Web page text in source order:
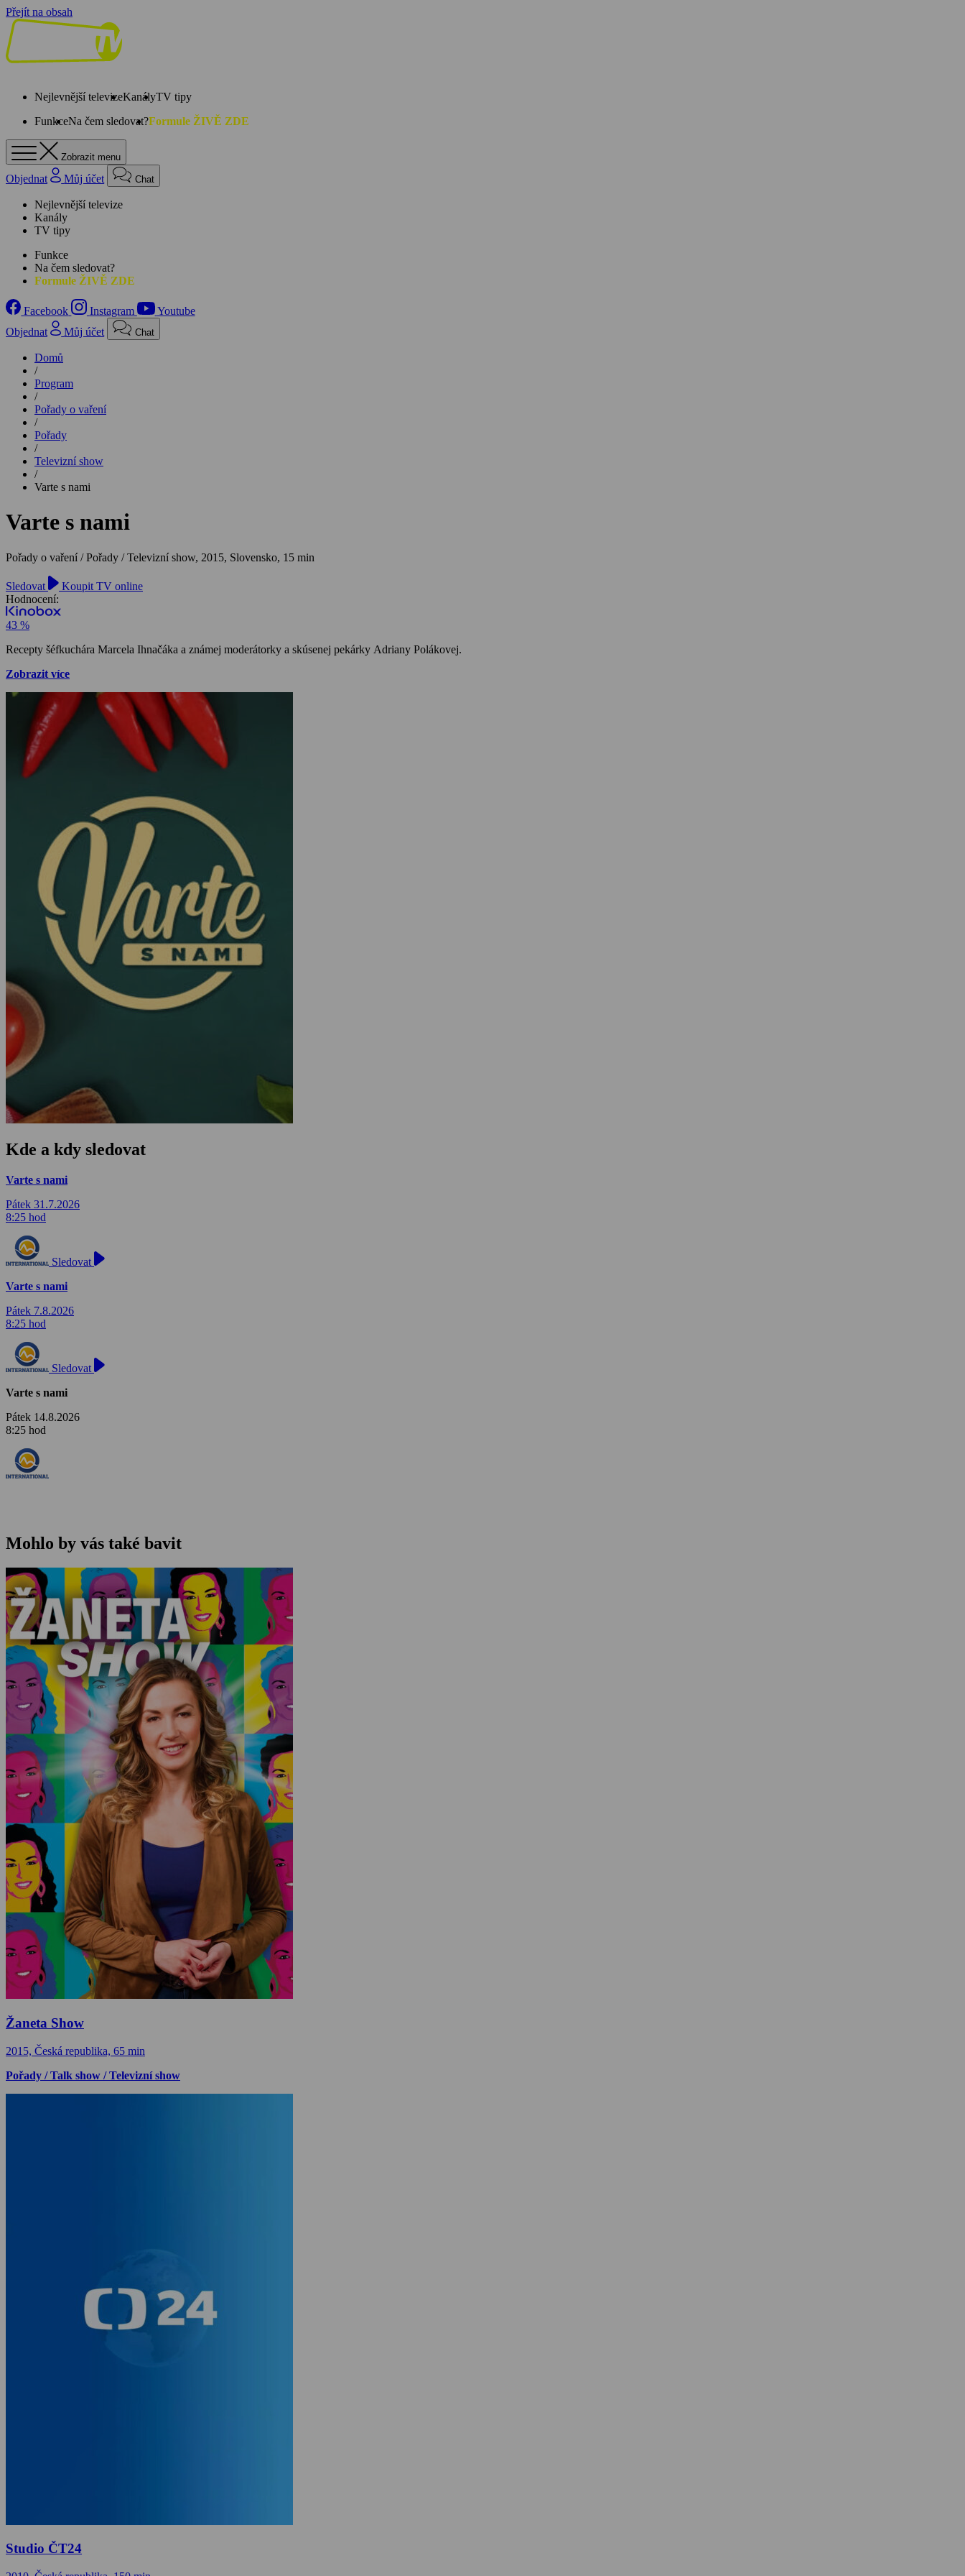
Přejít na obsah
Nejlevnější televizeKanályTV tipy
FunkceNa čem sledovat?Formule ŽIVĚ ZDE
Zobrazit menu
Objednat Můj účet Chat
Nejlevnější televize
Kanály
TV tipy
Funkce
Na čem sledovat?
Formule ŽIVĚ ZDE
Facebook Instagram
Youtube
Objednat
Můj účet Chat
Domů
/
Program
/
Pořady o vaření
/
Pořady
/
Televizní show
/
Varte s nami
Varte s nami
Pořady o vaření / Pořady / Televizní show, 2015, Slovensko, 15 min
Sledovat
Koupit TV online
Hodnocení:
43 %
Recepty šéfkuchára Marcela Ihnačáka a známej moderátorky a skúsenej pekárky Adriany Polákovej.
Zobrazit více
Kde a kdy sledovat
Varte s nami
Pátek 31.7.2026
8:25 hod
Sledovat
Varte s nami
Pátek 7.8.2026
8:25 hod
Sledovat
Varte s nami
Pátek 14.8.2026
8:25 hod
Mohlo by vás také bavit
Žaneta Show
2015, Česká republika, 65 min
Pořady / Talk show / Televizní show
Studio ČT24